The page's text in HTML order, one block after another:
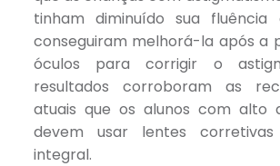
tinham diminuído sua
conseguiram melhorá-la após a
óculos para corrigir o
resultados corroboram as
atuais que os alunos com alto
devem usar lentes
integral.